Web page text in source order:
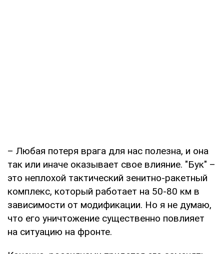
– Любая потеря врага для нас полезна, и она
так или иначе оказывает свое влияние. "Бук" –
это неплохой тактический зенитно-ракетный
комплекс, который работает на 50-80 км в
зависимости от модификации. Но я не думаю,
что его уничтожение существенно повлияет
на ситуацию на фронте.